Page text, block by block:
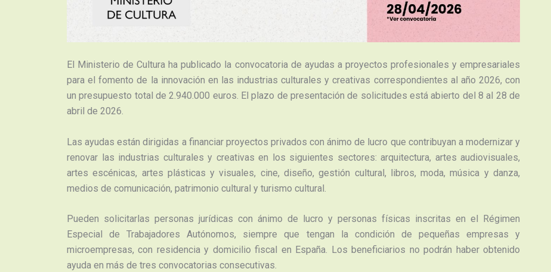
El Ministerio de Cultura ha publicado la convocatoria de ayudas a proyectos profesionales y empresariales
para el fomento de la innovación en las industrias culturales y creativas correspondientes al año 2026, con
un presupuesto total de 2.940.000 euros. El plazo de presentación de solicitudes está abierto del 8 al 28 de
abril de 2026.
Las ayudas están dirigidas a financiar proyectos privados con ánimo de lucro que contribuyan a modernizar y
renovar las industrias culturales y creativas en los siguientes sectores: arquitectura, artes audiovisuales,
artes escénicas, artes plásticas y visuales, cine, diseño, gestión cultural, libros, moda, música y danza,
medios de comunicación, patrimonio cultural y turismo cultural.
Pueden solicitarlas personas jurídicas con ánimo de lucro y personas físicas inscritas en el Régimen
Especial de Trabajadores Autónomos, siempre que tengan la condición de pequeñas empresas y
microempresas, con residencia y domicilio fiscal en España. Los beneficiarios no podrán haber obtenido
ayuda en más de tres convocatorias consecutivas.